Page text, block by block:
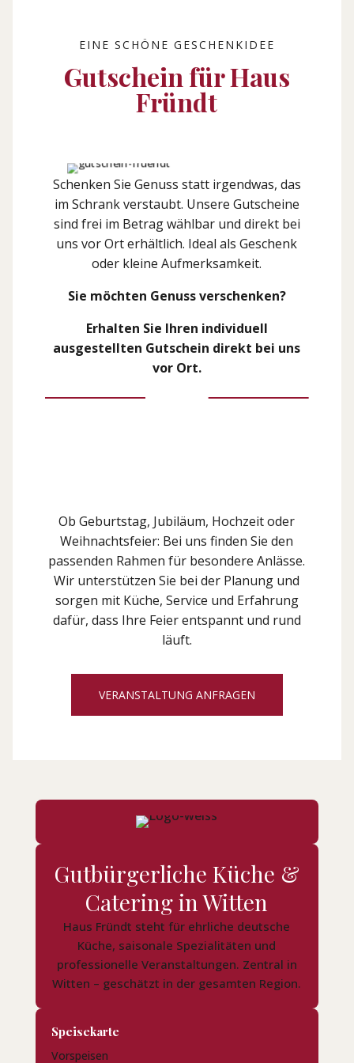
EINE SCHÖNE GESCHENKIDEE
Gutschein für Haus
Fründt
Schenken Sie Genuss statt irgendwas, das
im Schrank verstaubt. Unsere Gutscheine
sind frei im Betrag wählbar und direkt bei
uns vor Ort erhältlich. Ideal als Geschenk
oder kleine Aufmerksamkeit.
Sie möchten Genuss verschenken?
Erhalten Sie Ihren individuell
ausgestellten Gutschein direkt bei uns
vor Ort.
Ob Geburtstag, Jubiläum, Hochzeit oder
Weihnachtsfeier: Bei uns finden Sie den
passenden Rahmen für besondere Anlässe.
Wir unterstützen Sie bei der Planung und
sorgen mit Küche, Service und Erfahrung
dafür, dass Ihre Feier entspannt und rund
läuft.
VERANSTALTUNG ANFRAGEN
Gutbürgerliche Küche &
Catering in Witten
Haus Fründt steht für ehrliche deutsche
Küche, saisonale Spezialitäten und
professionelle Veranstaltungen. Zentral in
Witten – geschätzt in der gesamten Region.
Speisekarte
Vorspeisen